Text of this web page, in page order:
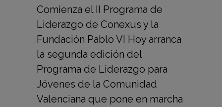
Comienza el II Programa de
Liderazgo de Conexus y la
Fundación Pablo VI Hoy arranca
la segunda edición del
Programa de Liderazgo para
Jóvenes de la Comunidad
Valenciana que pone en marcha